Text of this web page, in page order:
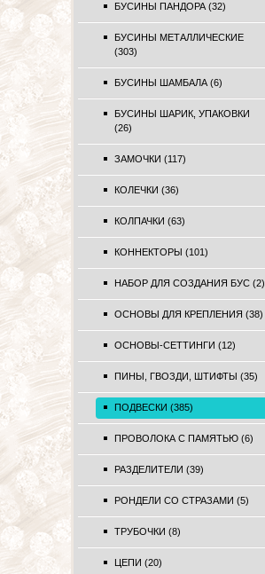
БУСИНЫ ПАНДОРА (32)
БУСИНЫ МЕТАЛЛИЧЕСКИЕ
(303)
БУСИНЫ ШАМБАЛА (6)
БУСИНЫ ШАРИК, УПАКОВКИ
(26)
ЗАМОЧКИ (117)
КОЛЕЧКИ (36)
КОЛПАЧКИ (63)
КОННЕКТОРЫ (101)
НАБОР ДЛЯ СОЗДАНИЯ БУС (2)
ОСНОВЫ ДЛЯ КРЕПЛЕНИЯ (38)
ОСНОВЫ-СЕТТИНГИ (12)
ПИНЫ, ГВОЗДИ, ШТИФТЫ (35)
ПОДВЕСКИ (385)
ПРОВОЛОКА С ПАМЯТЬЮ (6)
РАЗДЕЛИТЕЛИ (39)
РОНДЕЛИ СО СТРАЗАМИ (5)
ТРУБОЧКИ (8)
ЦЕПИ (20)